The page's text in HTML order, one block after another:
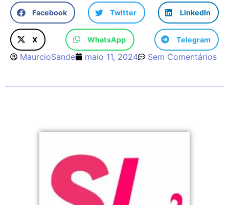
Facebook Twitter LinkedIn
X WhatsApp Telegram
MaurcioSande maio 11, 2024 Sem Comentários